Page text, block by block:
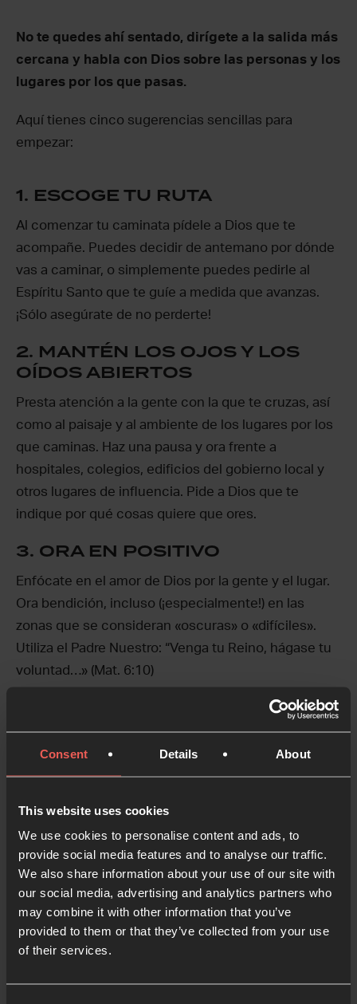
Consent Details About
This website uses cookies
We use cookies to personalise content and ads, to
provide social media features and to analyse our traffic.
We also share information about your use of our site with
our social media, advertising and analytics partners who
may combine it with other information that you’ve
provided to them or that they’ve collected from your use
of their services.
No te quedes ahí sentado, dirígete a la salida más
cercana y habla con Dios sobre las personas y los
lugares por los que pasas.
Aquí tienes cinco sugerencias sencillas para
empezar:
1. ESCOGE TU RUTA
Al comenzar tu caminata pídele a Dios que te
acompañe. Puedes decidir de antemano por dónde
vas a caminar, o simplemente puedes pedirle al
Espíritu Santo que te guíe a medida que avanzas.
¡Sólo asegúrate de no perderte!
2. MANTÉN LOS OJOS Y LOS
OÍDOS ABIERTOS
Presta atención a la gente con la que te cruzas, así
como al paisaje y al ambiente de los lugares por los
que caminas. Haz una pausa y ora frente a
hospitales, colegios, edificios del gobierno local y
otros lugares de influencia. Pide a Dios que te
indique por qué cosas quiere que ores.
3. ORA EN POSITIVO
Enfócate en el amor de Dios por la gente y el lugar.
Ora bendición, incluso (¡especialmente!) en las
zonas que se consideran «oscuras» o «difíciles».
Utiliza el Padre Nuestro: “Venga tu Reino, hágase tu
voluntad…» (Mat. 6:10)
4. BUSCA LAS HUELLAS DE
DIOS
Pide a Dios que te muestre dónde está obrando ya
en un lugar. Escucha los versículos bíblicos y las
5. TOMA NOTAS
Anota lo que observas, por lo que oras y cualquier
versículo, imagen o palabra que creas que Dios te
ha dicho. Cuando vuelvas a orar por la zona, lee
esas notas antes de empezar.
¿Caminatas de